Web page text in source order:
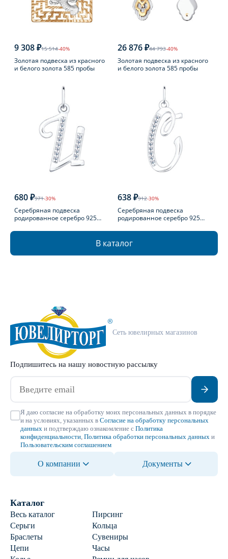
9 308 ₽15 514-40%
Золотая подвеска из красного
и белого золота 585 пробы
26 876 ₽44 793-40%
Золотая подвеска из красного
и белого золота 585 пробы
680 ₽971-30%
Серебряная подвеска
родированное серебро 925
638 ₽912-30%
Серебряная подвеска
родированное серебро 925
В каталог
Сеть ювелирных магазинов
Подпишитесь на нашу новостную рассылку
Я даю согласие на обработку моих персональных данных в порядке
и на условиях, указанных в Согласие на обработку персональных
данных и подтверждаю ознакомление с Политика
конфиденциальности Политика обработки персональных данных и
Пользовательским соглашением
О компании Документы
Каталог
Весь каталог
Пирсинг
Серьги
Кольца
Браслеты
Сувениры
Цепи
Часы